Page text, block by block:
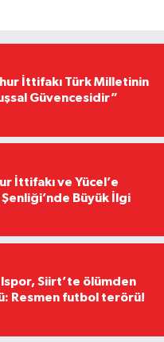
İttifakı Türk Milletinin
Güvencesidir”
İttifakı ve Yücel’e
Büyük İlgi
Siirt’te ölümden
Resmen futbol terörü!